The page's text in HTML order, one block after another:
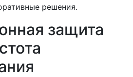
решения.
защита